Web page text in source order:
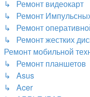
↳ Ремонт видеокарт
↳ Ремонт
↳ Ремонт
↳ Ремонт жестких
Ремонт мобильной
↳ Ремонт планшетов
↳ Asus
↳ Acer